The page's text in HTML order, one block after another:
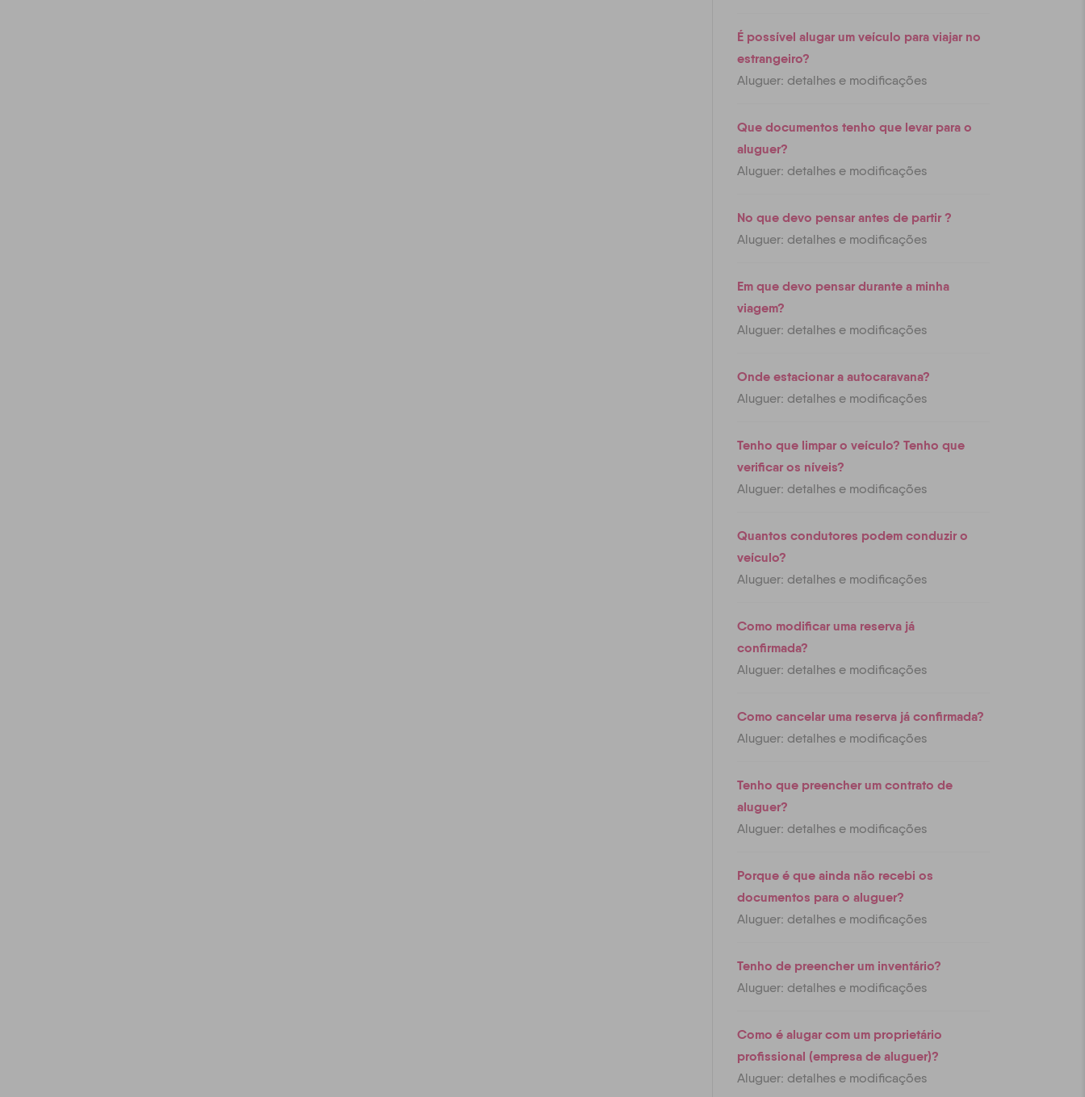
É possível alugar um veículo para viajar no
estrangeiro?
Aluguer: detalhes e modificações
Que documentos tenho que levar para o
aluguer?
Aluguer: detalhes e modificações
No que devo pensar antes de partir ?
Aluguer: detalhes e modificações
Em que devo pensar durante a minha
viagem?
Aluguer: detalhes e modificações
Onde estacionar a autocaravana?
Aluguer: detalhes e modificações
Tenho que limpar o veículo? Tenho que
verificar os níveis?
Aluguer: detalhes e modificações
Quantos condutores podem conduzir o
veículo?
Aluguer: detalhes e modificações
Como modificar uma reserva já
confirmada?
Aluguer: detalhes e modificações
Como cancelar uma reserva já confirmada?
Aluguer: detalhes e modificações
Tenho que preencher um contrato de
aluguer?
Aluguer: detalhes e modificações
Porque é que ainda não recebi os
documentos para o aluguer?
Aluguer: detalhes e modificações
Tenho de preencher um inventário?
Aluguer: detalhes e modificações
Como é alugar com um proprietário
profissional (empresa de aluguer)?
Aluguer: detalhes e modificações